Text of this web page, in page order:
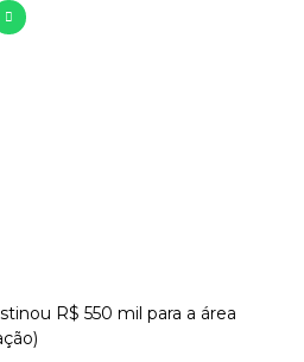
R$ 550 mil para a área